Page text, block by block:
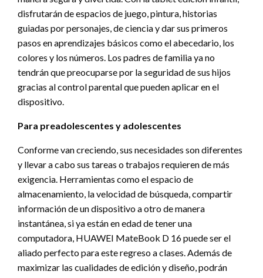
disfrutarán de espacios de juego, pintura, historias
guiadas por personajes, de ciencia y dar sus primeros
pasos en aprendizajes básicos como el abecedario, los
colores y los números. Los padres de familia ya no
tendrán que preocuparse por la seguridad de sus hijos
gracias al control parental que pueden aplicar en el
dispositivo.
Para preadolescentes y adolescentes
Conforme van creciendo, sus necesidades son diferentes
y llevar a cabo sus tareas o trabajos requieren de más
exigencia. Herramientas como el espacio de
almacenamiento, la velocidad de búsqueda, compartir
información de un dispositivo a otro de manera
instantánea, si ya están en edad de tener una
computadora, HUAWEI MateBook D 16 puede ser el
aliado perfecto para este regreso a clases. Además de
maximizar las cualidades de edición y diseño, podrán